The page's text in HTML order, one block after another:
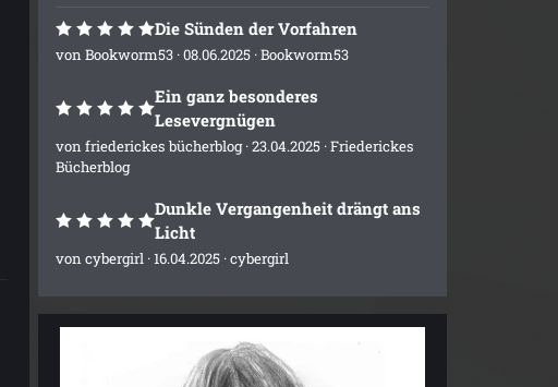
Die Sünden der Vorfahren
vonBookworm53 · 08.06.2025 ·Bookworm53
Ein ganz besonderes
Lesevergnügen
vonfriederickes bücherblog· 23.04.2025 ·Friederickes
Bücherblog
Dunkle Vergangenheit drängt ans
Licht
voncybergirl · 16.04.2025 ·cybergirl